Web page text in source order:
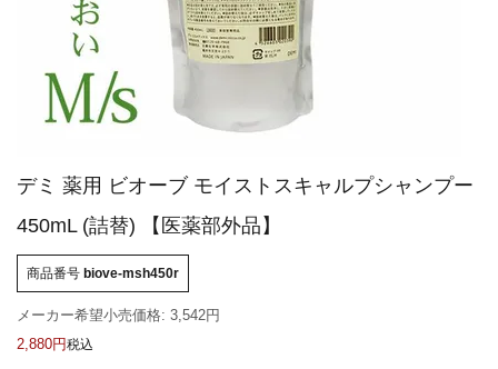
デミ 薬用 ビオーブ モイストスキャルプシャンプー
450mL (詰替) 【医薬部外品】
商品番号 biove-msh450r
メーカー希望小売価格: 3,542
2,880
税込